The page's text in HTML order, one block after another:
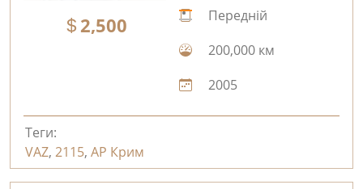
2,500
Передній
200,000 км
2005
Теги:
VAZ, 2115, АР Крим